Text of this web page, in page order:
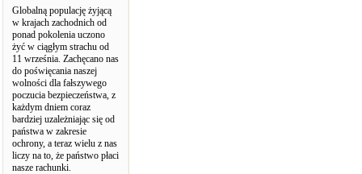
Globalną populację żyjącą
w krajach zachodnich od
ponad pokolenia uczono
żyć w ciągłym strachu od
11 września. Zachęcano nas
do poświęcania naszej
wolności dla fałszywego
poczucia bezpieczeństwa, z
każdym dniem coraz
bardziej uzależniając się od
państwa w zakresie
ochrony, a teraz wielu z nas
liczy na to, że państwo płaci
nasze rachunki.